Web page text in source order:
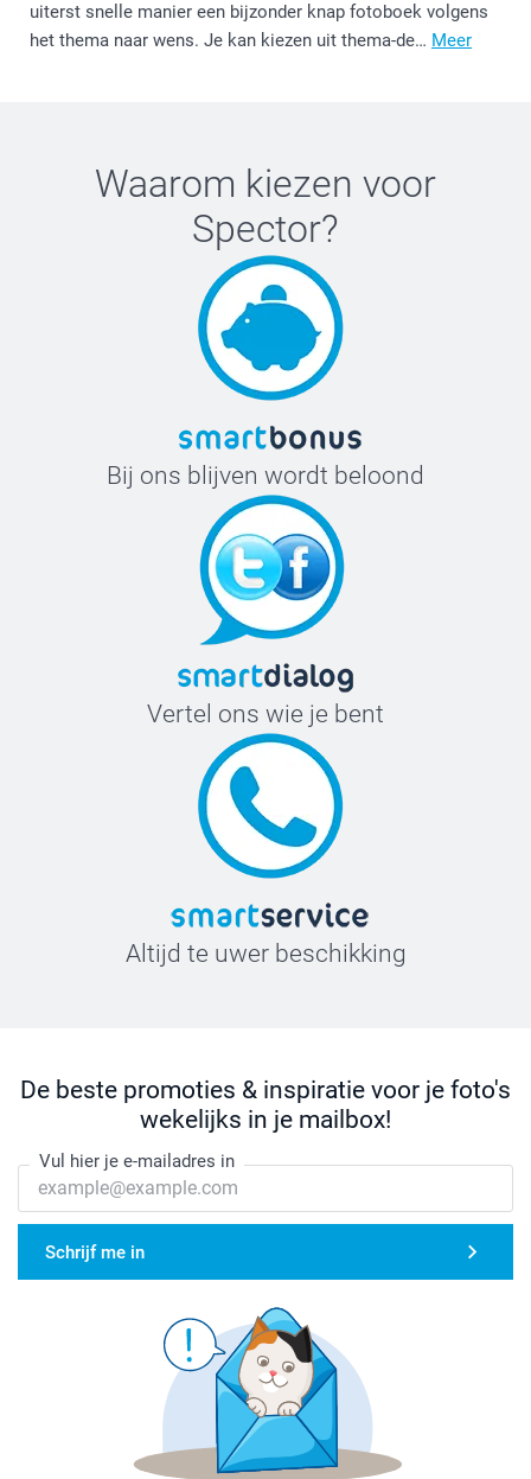
uiterst snelle manier een bijzonder knap fotoboek volgens
het thema naar wens. Je kan kiezen uit thema-de… Meer
Waarom kiezen voor
Spector?
Bij ons blijven wordt beloond
Vertel ons wie je bent
Altijd te uwer beschikking
De beste promoties & inspiratie voor je foto's
wekelijks in je mailbox!
Vul hier je e-mailadres in
Schrijf me in